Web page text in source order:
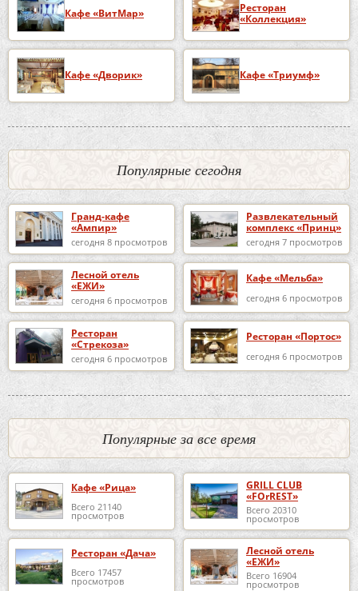
Кафе «ВитМар»
Ресторан
«Коллекция»
Кафе «Дворик» Кафе «Триумф»
Популярные сегодня
Гранд-кафе
«Ампир»
сегодня 8 просмотров
Развлекательный
комплекс «Принц»
сегодня 7 просмотров
Лесной отель
«ЕЖИ»
сегодня 6 просмотров
Кафе «Мельба»
сегодня 6 просмотров
Ресторан
«Стрекоза»
сегодня 6 просмотров
Ресторан «Портос»
сегодня 6 просмотров
Популярные за все время
Кафе «Рица»
Всего 21140
просмотров
GRILL CLUB
«FOrREST»
Всего 20310
просмотров
Ресторан «Дача»
Всего 17457
просмотров
Лесной отель
«ЕЖИ»
Всего 16904
просмотров